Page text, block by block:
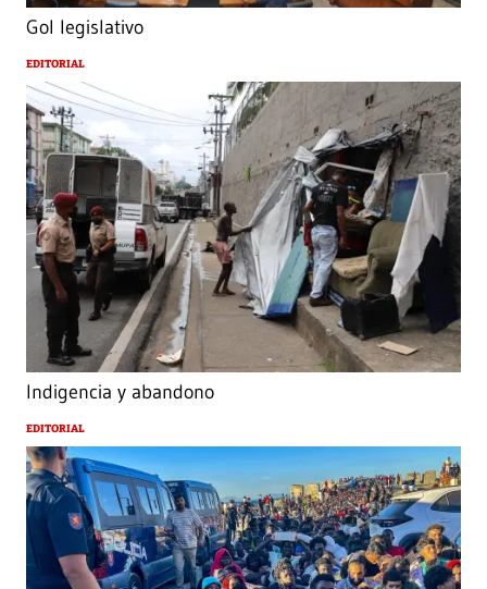
Gol legislativo
EDITORIAL
Indigencia y abandono
EDITORIAL